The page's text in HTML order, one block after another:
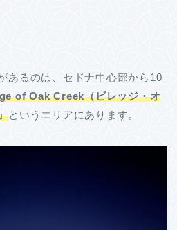
あるのは、セドナ中心部から10
of Oak Creek（ビレッジ・オ
というエリアにあります。